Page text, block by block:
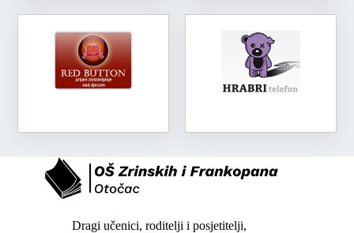
Dragi učenici, roditelji i posjetitelji,